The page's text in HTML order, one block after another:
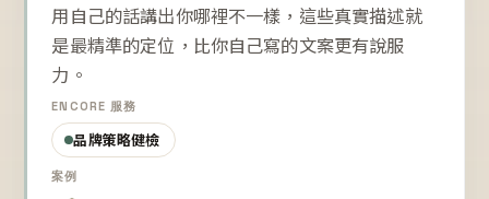
用自己的話講出你哪裡不一樣，這些真實描述就
是最精準的定位，比你自己寫的文案更有說服
力。
ENCORE 服務
品牌策略健檢
案例